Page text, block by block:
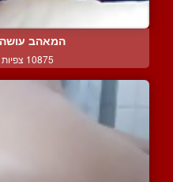
המאהב
10875 צפיות